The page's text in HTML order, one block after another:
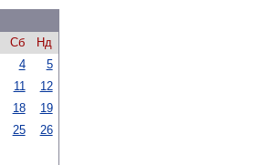
Сб
Нд
4
5
11
12
18
19
25
26